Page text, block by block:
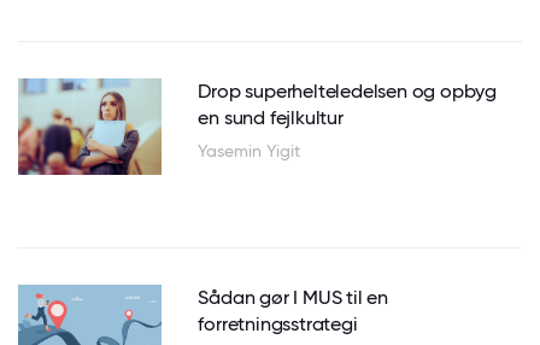
Drop superhelteledelsen og opbyg
en sund fejlkultur
Yasemin Yigit
Sådan gør I MUS til en
forretningsstrategi